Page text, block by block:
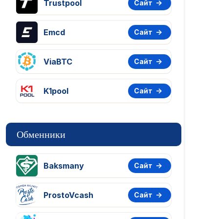
Trustpool Сайт
Emcd Сайт
ViaBTC Сайт
K1pool Сайт
Обменники
Baksmany Сайт
ProstoVcash Сайт